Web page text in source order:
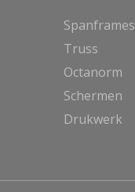
Spanframes
Truss
Octanorm
Schermen
Drukwerk